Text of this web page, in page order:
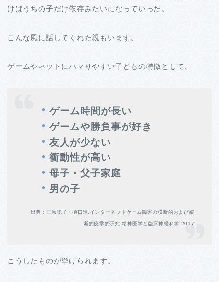
けばうちの子だけ依存みたいになっていった。
こんな風に話してくれた親もいます。
ゲームやネットにハマりやすい子どもの特徴として、
ゲーム時間が長い
ゲームや勝負事が好き
友人が少ない
衝動性が高い
母子・父子家庭
男の子
出典：三原聡子・樋口進.インターネットゲーム障害の横断的および縦
断的疫学的研究.精神医学と臨床神経科学.2017
こうしたものが挙げられます。